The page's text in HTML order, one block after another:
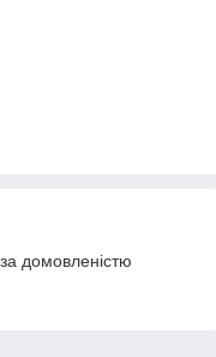
домовленістю